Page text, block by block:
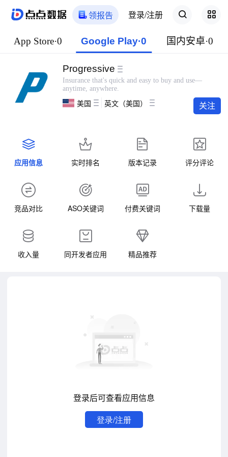
领报告 登录/注册
App Store·0 Google Play·0 国内安卓·0
Progressive
Insurance that's quick and easy to buy and use—
anytime, anywhere.
美国
英文（美国） 关注
应用信息 实时排名 版本记录 评分评论
竞品对比 ASO关键词 付费关键词 下载量
收入量 同开发者应用 精品推荐
登录后可查看应用信息
登录/注册